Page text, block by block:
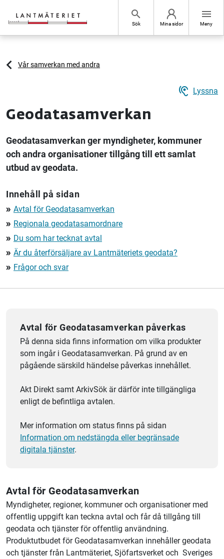
search
Sök Mina sidor
menu
Meny
Vår samverkan med andra
hearing Lyssna
Geodatasamverkan
Geodatasamverkan ger myndigheter, kommuner
och andra organisationer tillgång till ett samlat
utbud av geodata.
Innehåll på sidan
double_arrow Avtal för Geodatasamverkan
double_arrow Regionala geodatasamordnare
double_arrow Du som har tecknat avtal
double_arrow Är du återförsäljare av Lantmäteriets geodata?
double_arrow Frågor och svar
Avtal för Geodatasamverkan påverkas
På denna sida finns information om vilka produkter
som ingår i Geodatasamverkan. På grund av en
pågående särskild händelse påverkas innehållet.
Akt Direkt samt ArkivSök är därför inte tillgängliga
enligt de befintliga avtalen.
Mer information om status finns på sidan
Information om nedstängda eller begränsade
digitala tjänster.
Avtal för Geodatasamverkan
Myndigheter, regioner, kommuner och organisationer med
offentlig uppgift kan teckna avtal och får då tillgång till
geodata och tjänster för offentlig användning.
Produktutbudet för Geodatasamverkan innehåller geodata
och tjänster från Lantmäteriet, Sjöfartsverket och Sveriges